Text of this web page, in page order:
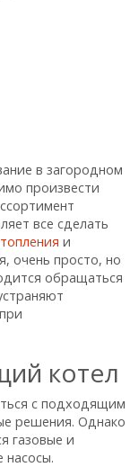
в загородном
произвести
все сделать
и
очень просто, но
обращаться
котел
с подходящим
решения. Однако
газовые и
насосы.